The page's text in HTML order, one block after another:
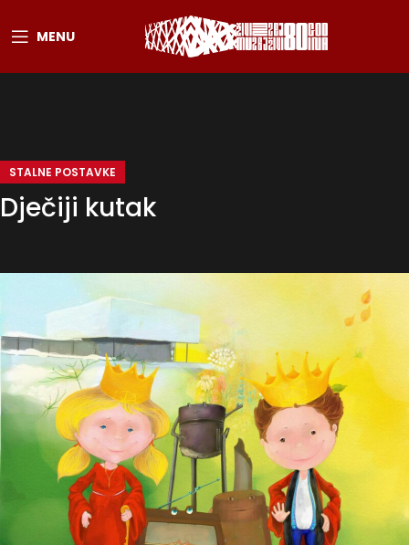
MENU
STALNE POSTAVKE
Dječiji kutak